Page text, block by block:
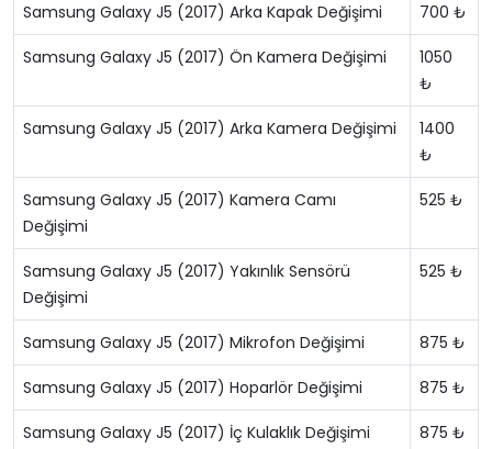
Samsung Galaxy J5 (2017) Arka Kapak Değişimi 700 ₺
Samsung Galaxy J5 (2017) Ön Kamera Değişimi
1050
₺
Samsung Galaxy J5 (2017) Arka Kamera Değişimi
1400
₺
Samsung Galaxy J5 (2017) Kamera Camı
Değişimi
525 ₺
Samsung Galaxy J5 (2017) Yakınlık Sensörü
Değişimi
525 ₺
Samsung Galaxy J5 (2017) Mikrofon Değişimi 875 ₺
Samsung Galaxy J5 (2017) Hoparlör Değişimi 875 ₺
Samsung Galaxy J5 (2017) İç Kulaklık Değişimi 875 ₺